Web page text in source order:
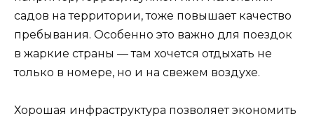
садов на территории, тоже повышает качество
пребывания. Особенно это важно для поездок
в жаркие страны — там хочется отдыхать не
только в номере, но и на свежем воздухе.
Хорошая инфраструктура позволяет экономить